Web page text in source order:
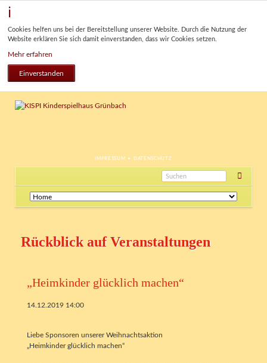
Cookies helfen uns bei der Bereitstellung unserer Website. Durch die Nutzung der
Website erklären Sie sich damit einverstanden, dass wir Cookies setzen.
Mehr erfahren
Einverstanden
NAVIGATION
IMPRESSUM DATENSCHUTZ
Navigation
überspringen
Rückblick auf Veranstaltungen
„Heimkinder glücklich machen“
14.12.2019 14:00
Liebe Sponsoren unserer Weihnachtsaktion
„Heimkinder glücklich machen“